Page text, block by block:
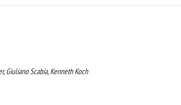
Giuliano Scabia, Kenneth Koch